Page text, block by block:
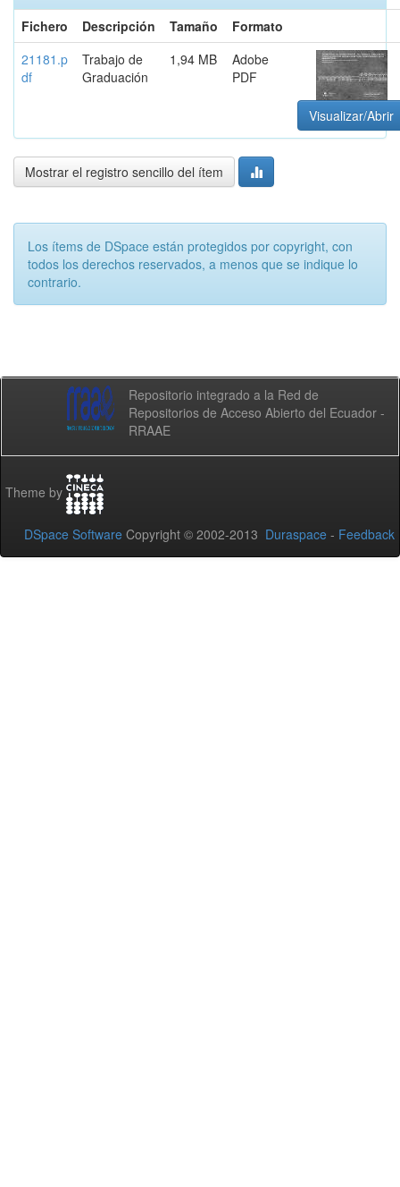
Fichero
Descripción Tamaño
Formato
21181.p
df
Trabajo de
Graduación
1,94 MB
Adobe
PDF
Visualizar/Abrir
Mostrar el registro sencillo del ítem
Los ítems de DSpace están protegidos por copyright, con
todos los derechos reservados, a menos que se indique lo
contrario.
Repositorio integrado a la Red de
Repositorios de Acceso Abierto del Ecuador -
RRAAE
Theme by
DSpace Software Copyright © 2002-2013 Duraspace - Feedback